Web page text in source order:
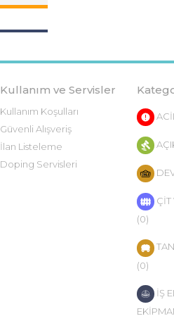
Kullanım ve Servisler
Kullanım Koşulları
Güvenli Alışveriş
İlan Listeleme
Doping Servisleri
ÇİT
(0)
(0)
İŞ